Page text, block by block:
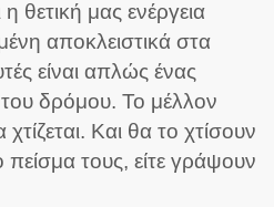
θετική μας ενέργεια
αποκλειστικά στα
είναι απλώς ένας
δρόμου. Το μέλλον
Και θα το χτίσουν
πείσμα τους, είτε γράψουν